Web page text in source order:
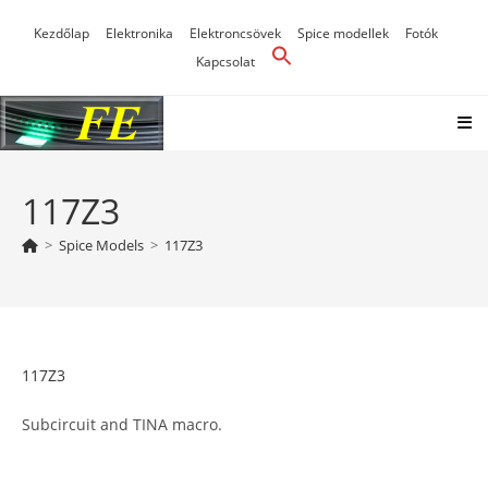
Kezdőlap Elektronika Elektroncsövek Spice modellek
Fotók
Kapcsolat
117Z3
> Spice Models > 117Z3
117Z3
Subcircuit and TINA macro.